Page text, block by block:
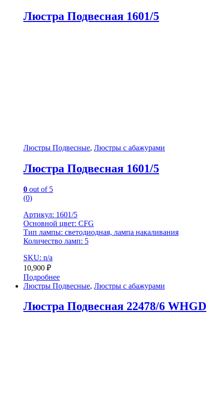
Люстра Подвесная 1601/5
Люстры Подвесные, Люстры с абажурами
Люстра Подвесная 1601/5
0 out of 5
(0)
Артикул: 1601/5
Основной цвет: CFG
Тип лампы: светодиодная, лампа накаливания
Количество ламп: 5
SKU: n/a
10,900 ₽
Подробнее
Люстры Подвесные, Люстры с абажурами
Люстра Подвесная 22478/6 WHGD